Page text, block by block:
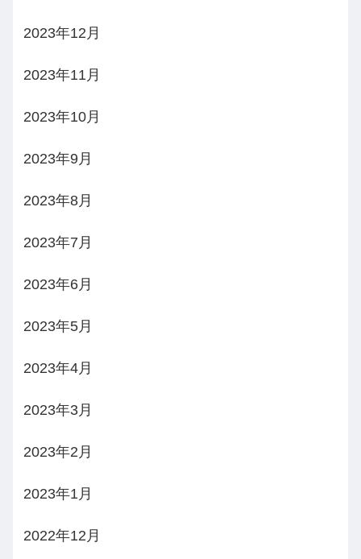
2023年12月
2023年11月
2023年10月
2023年9月
2023年8月
2023年7月
2023年6月
2023年5月
2023年4月
2023年3月
2023年2月
2023年1月
2022年12月